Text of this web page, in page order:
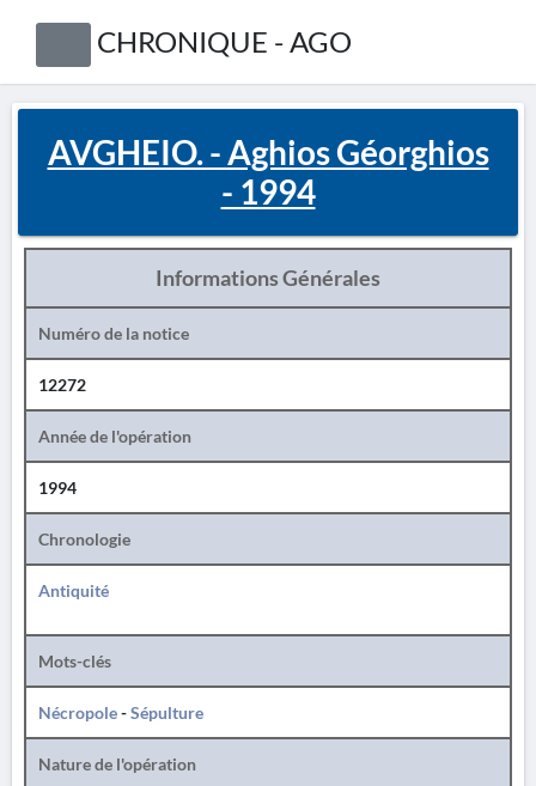
CHRONIQUE - AGO
AVGHEIO. - Aghios Géorghios
- 1994
Informations Générales
Numéro de la notice
12272
Année de l'opération
1994
Chronologie
Antiquité
Mots-clés
Nécropole-Sépulture
Nature de l'opération